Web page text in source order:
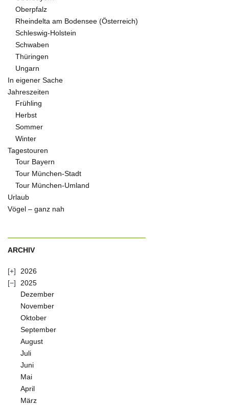
Oberpfalz
Rheindelta am Bodensee (Österreich)
Schleswig-Holstein
Schwaben
Thüringen
Ungarn
In eigener Sache
Jahreszeiten
Frühling
Herbst
Sommer
Winter
Tagestouren
Tour Bayern
Tour München-Stadt
Tour München-Umland
Urlaub
Vögel – ganz nah
ARCHIV
2026
2025
Dezember
November
Oktober
September
August
Juli
Juni
Mai
April
März